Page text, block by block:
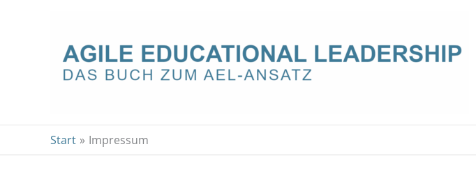
Start Impressum